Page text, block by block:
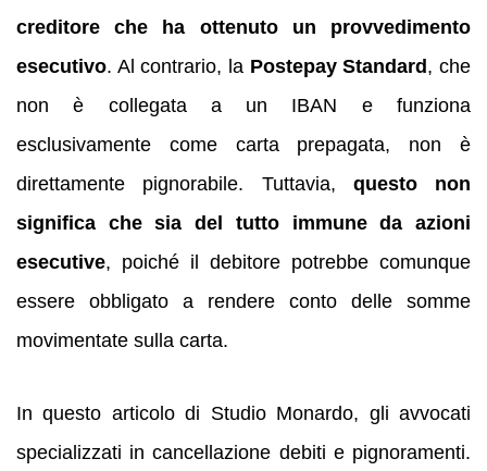
creditore che ha ottenuto un provvedimento
esecutivo. Al contrario, la Postepay Standard, che
non è collegata a un IBAN e funziona
esclusivamente come carta prepagata, non è
direttamente pignorabile. Tuttavia, questo non
significa che sia del tutto immune da azioni
esecutive, poiché il debitore potrebbe comunque
essere obbligato a rendere conto delle somme
movimentate sulla carta.
In questo articolo di Studio Monardo, gli avvocati
specializzati in cancellazione debiti e pignoramenti.